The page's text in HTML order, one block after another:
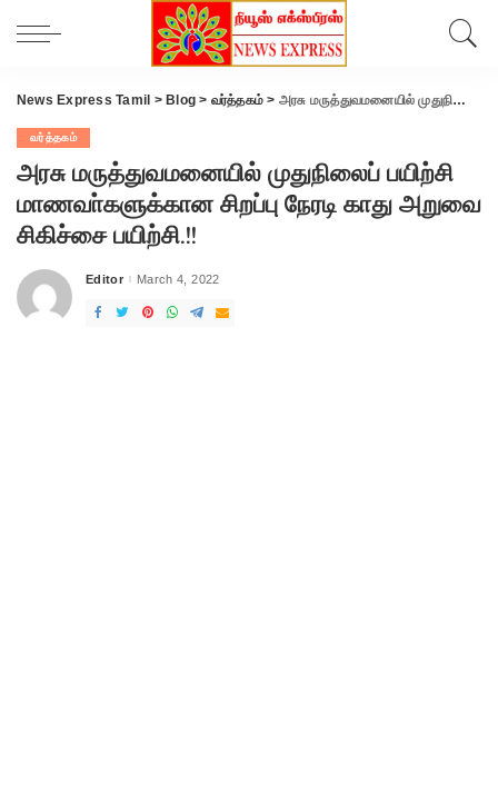
News Express Tamil > Blog > வர்த்தகம் > அரசு மருத்துவமனையில் முதுநிலைப் பயிற்சி மாணவா்களுக்கான சிறப்பு நேரடி காது அறுவை சிகிச்சை பயிற்சி.!!
வர்த்தகம்
அரசு மருத்துவமனையில் முதுநிலைப் பயிற்சி
மாணவா்களுக்கான சிறப்பு நேரடி காது அறுவை
சிகிச்சை பயிற்சி.!!
Posted
Editor March 4, 2022